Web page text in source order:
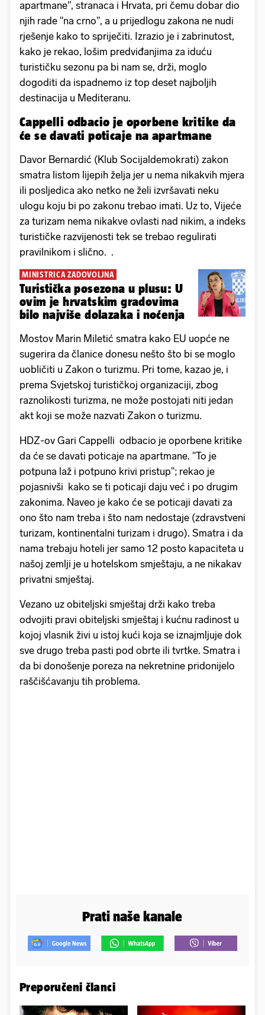
apartmane", stranaca i Hrvata, pri čemu dobar dio
njih rade "na crno", a u prijedlogu zakona ne nudi
rješenje kako to spriječiti. Izrazio je i zabrinutost,
kako je rekao, lošim predviđanjima za iduću
turističku sezonu pa bi nam se, drži, moglo
dogoditi da ispadnemo iz top deset najboljih
destinacija u Mediteranu.
Cappelli odbacio je oporbene kritike da
će se davati poticaje na apartmane
Davor Bernardić (Klub Socijaldemokrati) zakon
smatra listom lijepih želja jer u nema nikakvih mjera
ili posljedica ako netko ne želi izvršavati neku
ulogu koju bi po zakonu trebao imati. Uz to, Vijeće
za turizam nema nikakve ovlasti nad nikim, a indeks
turističke razvijenosti tek se trebao regulirati
pravilnikom i slično. .
MINISTRICA ZADOVOLJNA
Turistička posezona u plusu: U
ovim je hrvatskim gradovima
bilo najviše dolazaka i noćenja
Mostov Marin Miletić smatra kako EU uopće ne
sugerira da članice donesu nešto što bi se moglo
uobličiti u Zakon o turizmu. Pri tome, kazao je, i
prema Svjetskoj turističkoj organizaciji, zbog
raznolikosti turizma, ne može postojati niti jedan
akt koji se može nazvati Zakon o turizmu.
HDZ-ov Gari Cappelli odbacio je oporbene kritike
da će se davati poticaje na apartmane. "To je
potpuna laž i potpuno krivi pristup"; rekao je
pojasnivši kako se ti poticaji daju već i po drugim
zakonima. Naveo je kako će se poticaji davati za
ono što nam treba i što nam nedostaje (zdravstveni
turizam, kontinentalni turizam i drugo). Smatra i da
nama trebaju hoteli jer samo 12 posto kapaciteta u
našoj zemlji je u hotelskom smještaju, a ne nikakav
privatni smještaj.
Vezano uz obiteljski smještaj drži kako treba
odvojiti pravi obiteljski smještaj i kućnu radinost u
kojoj vlasnik živi u istoj kući koja se iznajmljuje dok
sve drugo treba pasti pod obrte ili tvrtke. Smatra i
da bi donošenje poreza na nekretnine pridonijelo
raščišćavanju tih problema.
Prati naše kanale
Preporučeni članci